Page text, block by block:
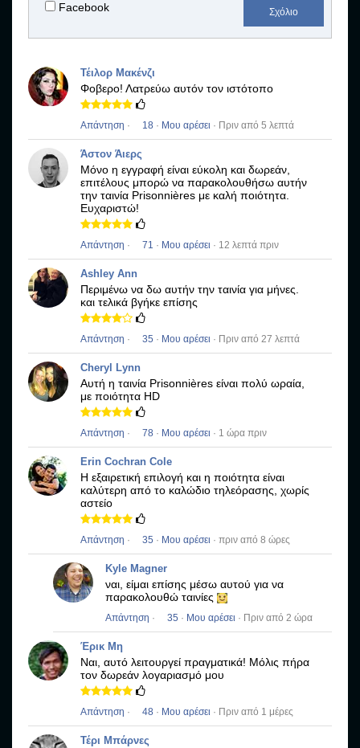
Facebook Σχόλιο
Τέιλορ Μακένζι
Φοβερο! Λατρεύω αυτόν τον ιστότοπο
Απάντηση · 18 · Μου αρέσει · Πριν από 5 λεπτά
Άστον Άιερς
Μόνο η εγγραφή είναι εύκολη και δωρεάν,
επιτέλους μπορώ να παρακολουθήσω αυτήν
την ταινία Prisonnières με καλή ποιότητα.
Ευχαριστώ!
Απάντηση · 71 · Μου αρέσει · 12 λεπτά πριν
Ashley Ann
Περιμένω να δω αυτήν την ταινία για μήνες.
και τελικά βγήκε επίσης
Απάντηση · 35 · Μου αρέσει · Πριν από 27 λεπτά
Cheryl Lynn
Αυτή η ταινία Prisonnières είναι πολύ ωραία,
με ποιότητα HD
Απάντηση · 78 · Μου αρέσει · 1 ώρα πριν
Erin Cochran Cole
Η εξαιρετική επιλογή και η ποιότητα είναι
καλύτερη από το καλώδιο τηλεόρασης, χωρίς
αστείο
Απάντηση · 35 · Μου αρέσει · πριν από 8 ώρες
Kyle Magner
ναι, είμαι επίσης μέσω αυτού για να
παρακολουθώ ταινίες
Απάντηση · 35 · Μου αρέσει · Πριν από 2 ώρα
Έρικ Μη
Ναι, αυτό λειτουργεί πραγματικά! Μόλις πήρα
τον δωρεάν λογαριασμό μου
Απάντηση · 48 · Μου αρέσει · Πριν από 1 μέρες
Τέρι Μπάρνες